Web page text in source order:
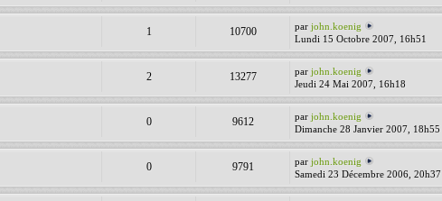
1 10700 parjohn.koenig
Lundi 15 Octobre 2007, 16h51
2 13277 parjohn.koenig
Jeudi 24 Mai 2007, 16h18
0 9612 parjohn.koenig
Dimanche 28 Janvier 2007, 18h55
0 9791 parjohn.koenig
Samedi 23 Décembre 2006, 20h37